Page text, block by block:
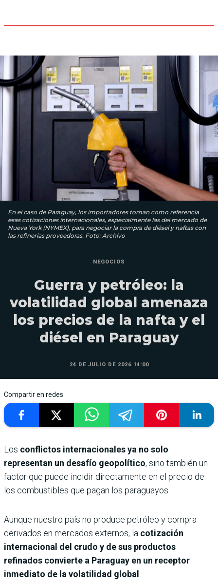
En el caso de Paraguay, los importadores toman como referencia
esas cotizaciones internacionales, especialmente las del mercado de
Nueva York (NYMEX), para negociar la compra de diésel y naftas con
las refinerías proveedoras. Foto: Archivo
NEGOCIOS
Guerra y petróleo: la
volatilidad global amenaza
los precios de la nafta y el
diésel en Paraguay
24 DE JULIO DE 2026 14:00
Compartir en redes
Los conflictos internacionales ya no solo
representan un desafío geopolítico, sino también un
factor que puede incidir directamente en el precio de
los combustibles que pagan los paraguayos.
Aunque nuestro país no produce petróleo y compra
derivados en mercados externos, la cotización
internacional del crudo y de sus productos
refinados convierte a Paraguay en un receptor
inmediato de la volatilidad global .